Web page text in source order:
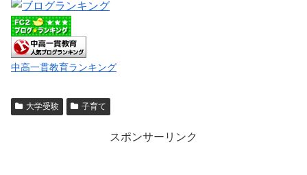
中高一貫教育ランキング
大学受験 子育て
スポンサーリンク